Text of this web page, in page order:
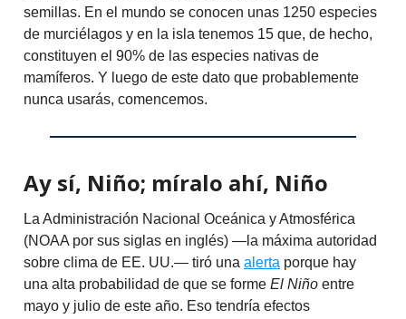
semillas. En el mundo se conocen unas 1250 especies
de murciélagos y en la isla tenemos 15 que, de hecho,
constituyen el 90% de las especies nativas de
mamíferos. Y luego de este dato que probablemente
nunca usarás, comencemos.
Ay sí, Niño; míralo ahí, Niño
La Administración Nacional Oceánica y Atmosférica
(NOAA por sus siglas en inglés) —la máxima autoridad
sobre clima de EE. UU.— tiró una alerta porque hay
una alta probabilidad de que se forme El Niño entre
mayo y julio de este año. Eso tendría efectos